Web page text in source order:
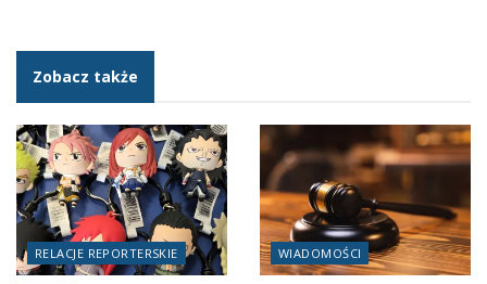
Zobacz także
RELACJE REPORTERSKIE WIADOMOŚCI